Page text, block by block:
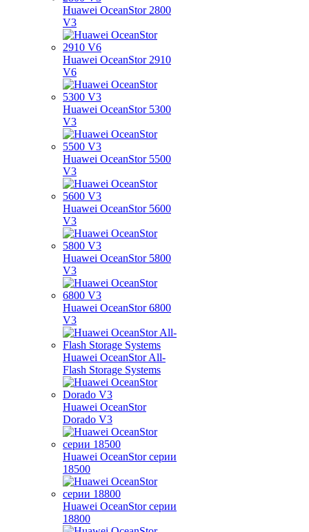
Huawei OceanStor 2800
V3
Huawei OceanStor 2910
V6
Huawei OceanStor 5300
V3
Huawei OceanStor 5500
V3
Huawei OceanStor 5600
V3
Huawei OceanStor 5800
V3
Huawei OceanStor 6800
V3
Huawei OceanStor All-
Flash Storage Systems
Huawei OceanStor
Dorado V3
Huawei OceanStor серии
18500
Huawei OceanStor серии
18800